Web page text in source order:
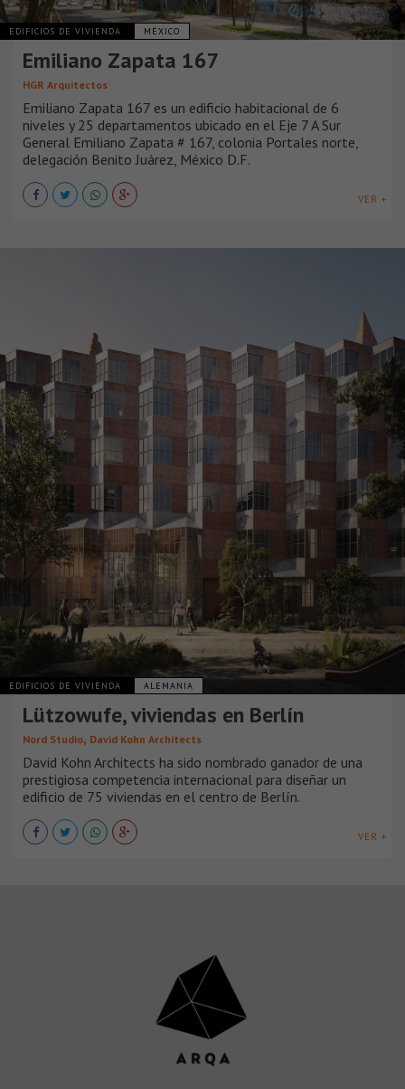
EDIFICIOS DE VIVIENDA MÉXICO
Emiliano Zapata 167
HGR Arquitectos
Emiliano Zapata 167 es un edificio habitacional de 6
niveles y 25 departamentos ubicado en el Eje 7 A Sur
General Emiliano Zapata # 167, colonia Portales norte,
delegación Benito Juárez, México D.F.
VER +
EDIFICIOS DE VIVIENDA ALEMANIA
Lützowufe, viviendas en Berlín
Nord Studio, David Kohn Architects
David Kohn Architects ha sido nombrado ganador de una
prestigiosa competencia internacional para diseñar un
edificio de 75 viviendas en el centro de Berlín.
VER +